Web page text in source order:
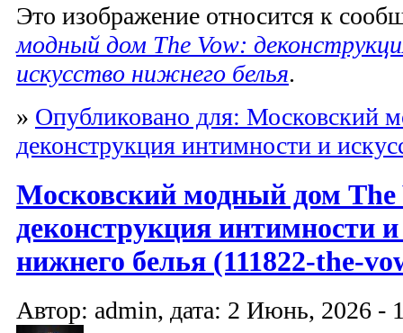
Это изображение относится к
модный дом The Vow:
искусство нижнего белья.
» Опубликовано для: Московский
деконструкция интимности и
Московский модный дом The
деконструкция интимности и
нижнего белья (111822-the-
Автор: admin, дата: 2 Июнь, 2026 -